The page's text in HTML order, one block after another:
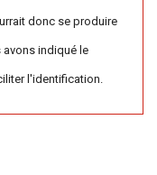
donc se produire
avons indiqué le
l'identification.